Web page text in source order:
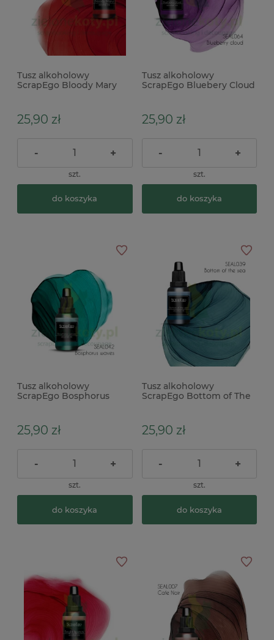
Tusz alkoholowy
ScrapEgo Bloody Mary
25,90 zł
- +
szt.
do koszyka
Tusz alkoholowy
ScrapEgo Bluebery Cloud
25,90 zł
- +
szt.
do koszyka
Tusz alkoholowy
ScrapEgo Bosphorus
25,90 zł
- +
szt.
do koszyka
Tusz alkoholowy
ScrapEgo Bottom of The
25,90 zł
- +
szt.
do koszyka